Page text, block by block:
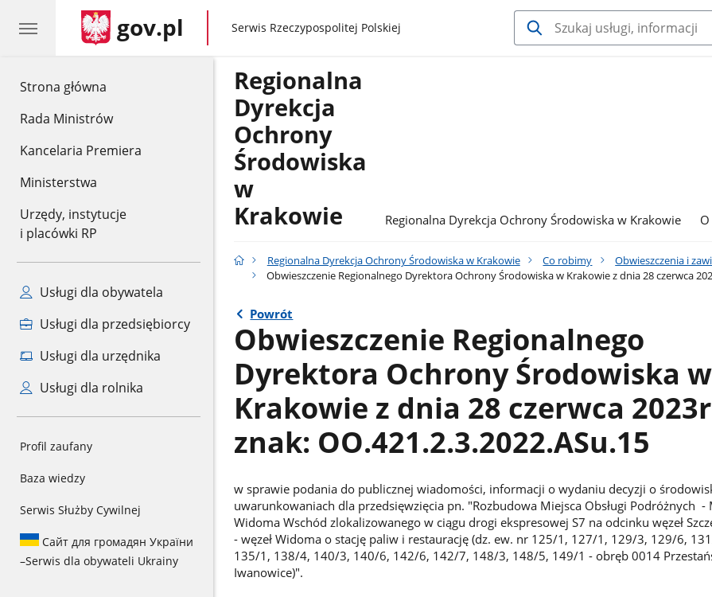
Strona główna
Rada Ministrów
Kancelaria Premiera
Ministerstwa
Urzędy, instytucje
i placówki RP
Usługi dla obywatela
Usługi dla przedsiębiorcy
Usługi dla urzędnika
Usługi dla rolnika
Profil zaufany
Baza wiedzy
Serwis Służby Cywilnej
Сайт для громадян України
–Serwis dla obywateli Ukrainy
gov.pl gov.pl
Serwis Rzeczypospolitej Polskiej
Regionalna
Dyrekcja
Ochrony
Środowiska
w
Krakowie
Regionalna Dyrekcja Ochrony Środowiska w Krakowie
Regionalna Dyrekcja Ochrony Środowiska w Krakowie Co robimy Obwieszczenia i
Obwieszczenie Regionalnego Dyrektora Ochrony Środowiska w Krakowie z dnia 28 czerwca
Powrót
Obwieszczenie Regionalnego
Dyrektora Ochrony Środowiska w
Krakowie z dnia 28 czerwca
znak: OO.421.2.3.2022.ASu.15
w sprawie podania do publicznej wiadomości, informacji o wydaniu decyzji o
uwarunkowaniach dla przedsięwzięcia pn. "Rozbudowa Miejsca Obsługi Podróżnych -
Widoma Wschód zlokalizowanego w ciągu drogi ekspresowej S7 na odcinku węzeł
- węzeł Widoma o stację paliw i restaurację (dz. ew. nr 125/1, 127/1, 129/3, 129/6,
135/1, 138/4, 140/3, 140/6, 142/6, 142/7, 148/3, 148/5, 149/1 - obręb 0014
Iwanowice)".